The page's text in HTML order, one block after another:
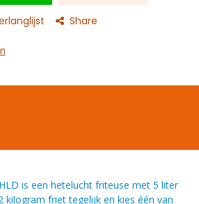
Share
is een hetelucht friteuse met 5 liter
kilogram friet tegelijk en kies één van